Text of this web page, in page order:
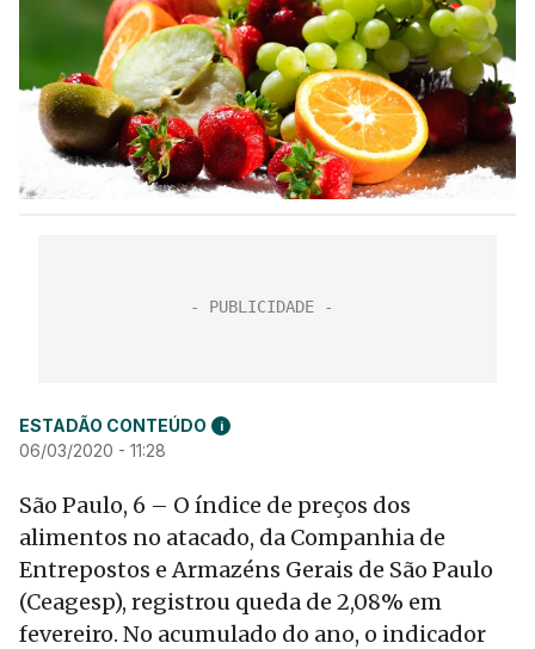
ESTADÃO CONTEÚDO i
06/03/2020 - 11:28
São Paulo, 6 – O índice de preços dos
alimentos no atacado, da Companhia de
Entrepostos e Armazéns Gerais de São Paulo
(Ceagesp), registrou queda de 2,08% em
fevereiro. No acumulado do ano, o indicador